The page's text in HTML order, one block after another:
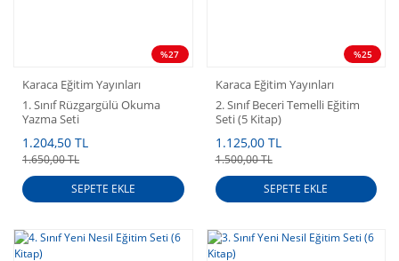
%27
Karaca Eğitim Yayınları
1. Sınıf Rüzgargülü Okuma
Yazma Seti
1.204,50 TL
1.650,00 TL
SEPETE EKLE
%25
Karaca Eğitim Yayınları
2. Sınıf Beceri Temelli Eğitim
Seti (5 Kitap)
1.125,00 TL
1.500,00 TL
SEPETE EKLE